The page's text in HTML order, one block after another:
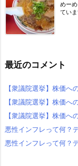
めー
てい
最近のコメント
【衆議院選挙】株価へ
【衆議院選挙】株価へ
【衆議院選挙】株価へ
悪性インフレって何？
悪性インフレって何？